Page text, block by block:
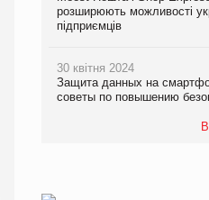
розширюють можливості
підприємців
30 квітня 2024
Защита данных на
советы по повышению